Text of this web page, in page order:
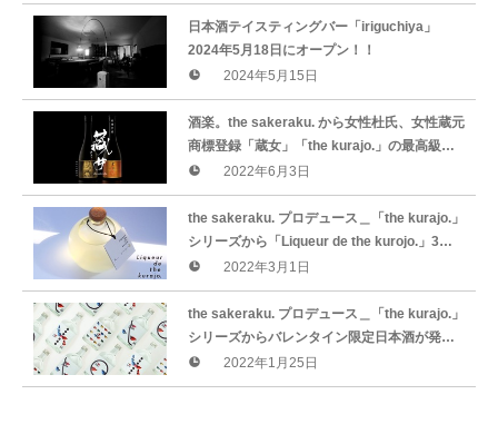
日本酒テイスティングバー「iriguchiya」
2024年5月18日にオープン！！
2024年5月15日
酒楽。the sakeraku. から女性杜氏、女性蔵元
商標登録「蔵女」「the kurajo.」の最高級シ
リーズ登場！
2022年6月3日
the sakeraku. プロデュース＿「the kurajo.」
シリーズから「Liqueur de the kurojo.」3月1
日（火）先行限定発売。
2022年3月1日
the sakeraku. プロデュース＿「the kurajo.」
シリーズからバレンタイン限定日本酒が発
売。
2022年1月25日